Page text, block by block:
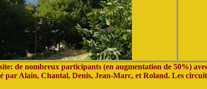
de nombreux participants (en augmentation de 50%)
Alain, Chantal, Denis, Jean-Marc, et Roland. Les